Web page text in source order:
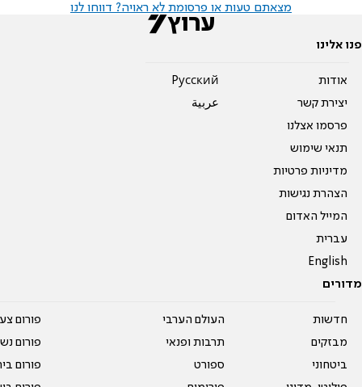
מצאתם טעות או פרסומת לא ראויה? דווחו לנו
פנו אלינו
אודות
יצירת קשר
פרסמו אצלנו
תנאי שימוש
מדיניות פרטיות
הצהרת נגישות
המייל האדום
עברית
English
Pусский
عربية
מדורים
חדשות
מבזקים
ביטחוני
העולם הערבי
תרבות ופנאי
ספורט
פורום
פורום
פורום